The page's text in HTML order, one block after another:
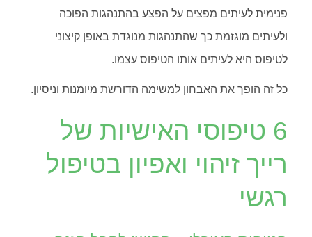
פנימית לעיתים מפצים על הפצע בהתנהגות הפוכה
ולעיתים מוגזמת כך שהתנהגות מנוגדת באופן קיצוני
לטיפוס היא לעיתים אותו הטיפוס עצמו.
כל זה הופך את האבחון למשימה הדורשת מיומנות וניסיון.
6 טיפוסי האישיות של
רייך זיהוי ואפיון בטיפול
רגשי